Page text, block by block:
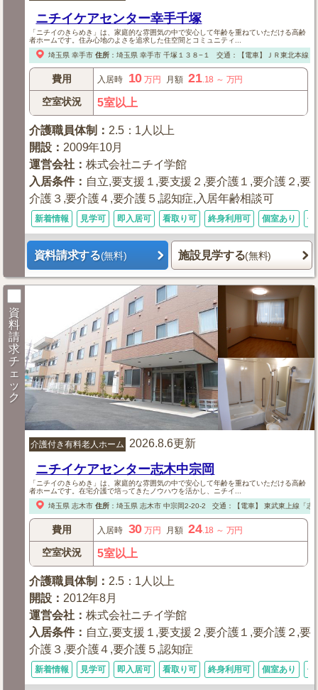
ニチイケアセンター幸手千塚
「ニチイのきらめき」は、家庭的な雰囲気の中で安心して年齢を重ねていただける高齢
者ホームです。住み心地のよさを追求した住空間とコミュニティ...
埼玉県 幸手市 住所： 埼玉県 幸手市千塚１３８−１ 交通：【電車】ＪＲ東北本線
費用 入居時 10 万円 月額 21.18 ～ 万円
空室状況 5室以上
介護職員体制 ： 2.5：1人以上
開設 ： 2009年10月
運営会社 ：株式会社ニチイ学館
入居条件： 自立,要支援１,要支援２,要介護１,要介護２,要
介護３,要介護４,要介護５,認知症,入居年齢相談可
新着情報 見学可 即入居可 看取り可 終身利用可 個室あり 体
資料請求する(無料) 施設見学する(無料)
資
料
請
求
チ
ェ
ッ
ク
介護付き有料老人ホーム 2026.8.6更新
ニチイケアセンター志木中宗岡
「ニチイのきらめき」は、家庭的な雰囲気の中で安心して年齢を重ねていただける高齢
者ホームです。在宅介護で培ってきたノウハウを活かし、ニチイ...
埼玉県 志木市 住所： 埼玉県 志木市中宗岡2-20-2 交通：【電車】 東武東上線「志
費用 入居時 30 万円 月額 24.18 ～ 万円
空室状況 5室以上
介護職員体制 ： 2.5：1人以上
開設 ： 2012年8月
運営会社 ：株式会社ニチイ学館
入居条件： 自立,要支援１,要支援２,要介護１,要介護２,要
介護３,要介護４,要介護５,認知症
新着情報 見学可 即入居可 看取り可 終身利用可 個室あり 体